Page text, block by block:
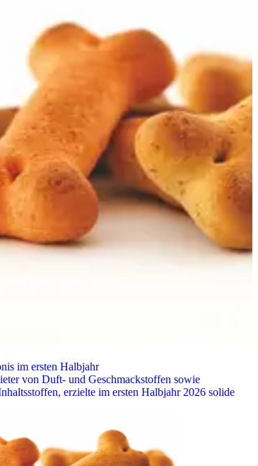
im ersten Halbjahr
von Duft- und Geschmackstoffen sowie
erzielte im ersten Halbjahr 2026 solide